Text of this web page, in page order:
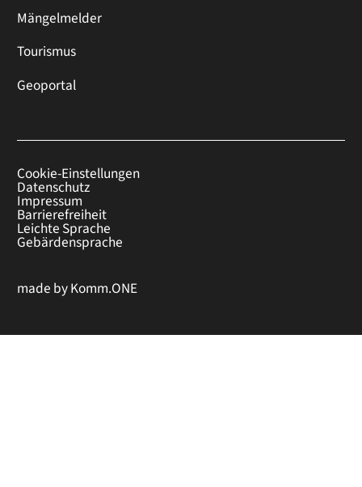
Mängelmelder
Tourismus
Geoportal
Cookie-Einstellungen
Datenschutz
Impressum
Barrierefreiheit
Leichte Sprache
Gebärdensprache
made byKomm.ONE